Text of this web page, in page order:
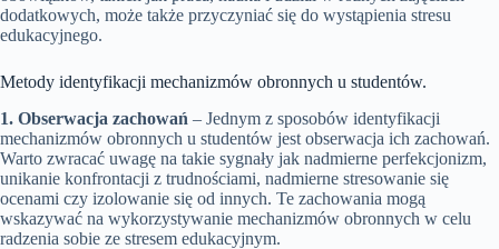
dodatkowych, może także przyczyniać się do wystąpienia stresu
edukacyjnego.
Metody identyfikacji mechanizmów obronnych u studentów.
1. Obserwacja zachowań – Jednym z sposobów identyfikacji
mechanizmów obronnych u studentów jest obserwacja ich zachowań.
Warto zwracać uwagę na takie sygnały jak nadmierne perfekcjonizm,
unikanie konfrontacji z trudnościami, nadmierne stresowanie się
ocenami czy izolowanie się od innych. Te zachowania mogą
wskazywać na wykorzystywanie mechanizmów obronnych w celu
radzenia sobie ze stresem edukacyjnym.